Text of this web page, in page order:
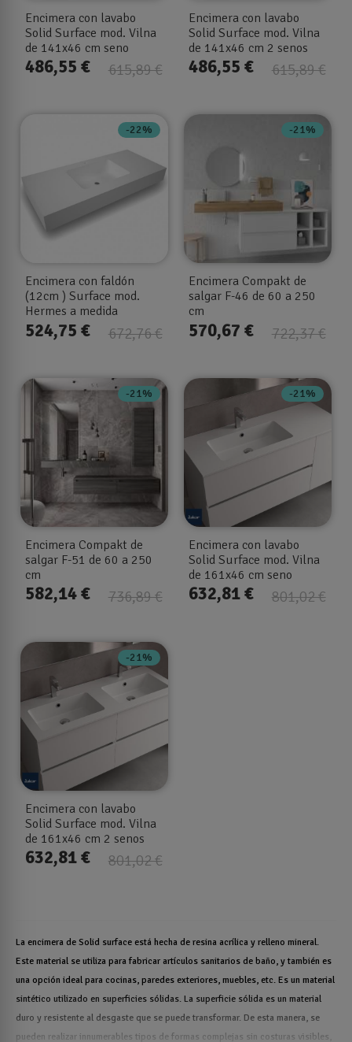
Encimera con lavabo
Solid Surface mod. Vilna
de 141x46 cm seno
desplazado I-d
615,89 €
486,55 €
Encimera con lavabo
Solid Surface mod. Vilna
de 141x46 cm 2 senos
615,89 €
486,55 €
-22%
Encimera con faldón
(12cm ) Surface mod.
Hermes a medida
672,76 €
524,75 €
-21%
Encimera Compakt de
salgar F-46 de 60 a 250
cm
722,37 €
570,67 €
-21%
Encimera Compakt de
salgar F-51 de 60 a 250
cm
736,89 €
582,14 €
-21%
Encimera con lavabo
Solid Surface mod. Vilna
de 161x46 cm seno
desplazado I-d
801,02 €
632,81 €
-21%
Encimera con lavabo
Solid Surface mod. Vilna
de 161x46 cm 2 senos
801,02 €
632,81 €
La encimera de Solid surface está hecha de resina acrílica y relleno mineral.
Este material se utiliza para fabricar artículos sanitarios de baño, y también es
una opción ideal para cocinas, paredes exteriores, muebles, etc. Es un material
sintético utilizado en superficies sólidas. La superficie sólida es un material
duro y resistente al desgaste que se puede transformar. De esta manera, se
pueden realizar innumerables tipos de formas complejas sin costuras visibles,